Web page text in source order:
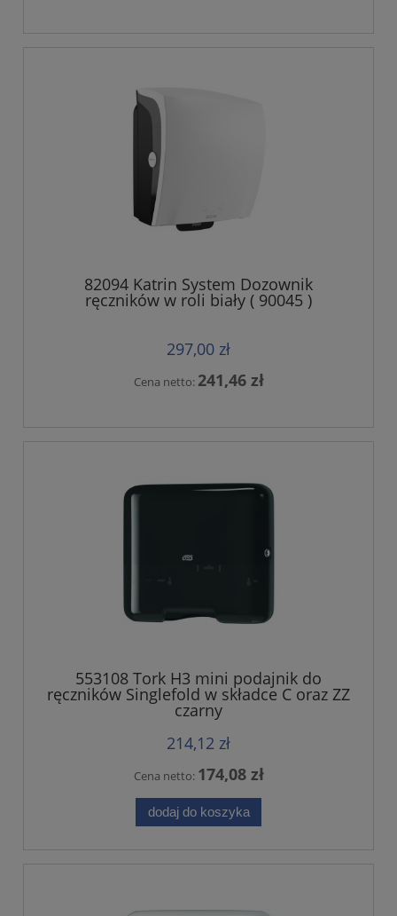
82094 Katrin System Dozownik
ręczników w roli biały ( 90045 )
297,00 zł
Cena netto: 241,46 zł
553108 Tork H3 mini podajnik do
ręczników Singlefold w składce C oraz ZZ
czarny
214,12 zł
Cena netto: 174,08 zł
dodaj do koszyka